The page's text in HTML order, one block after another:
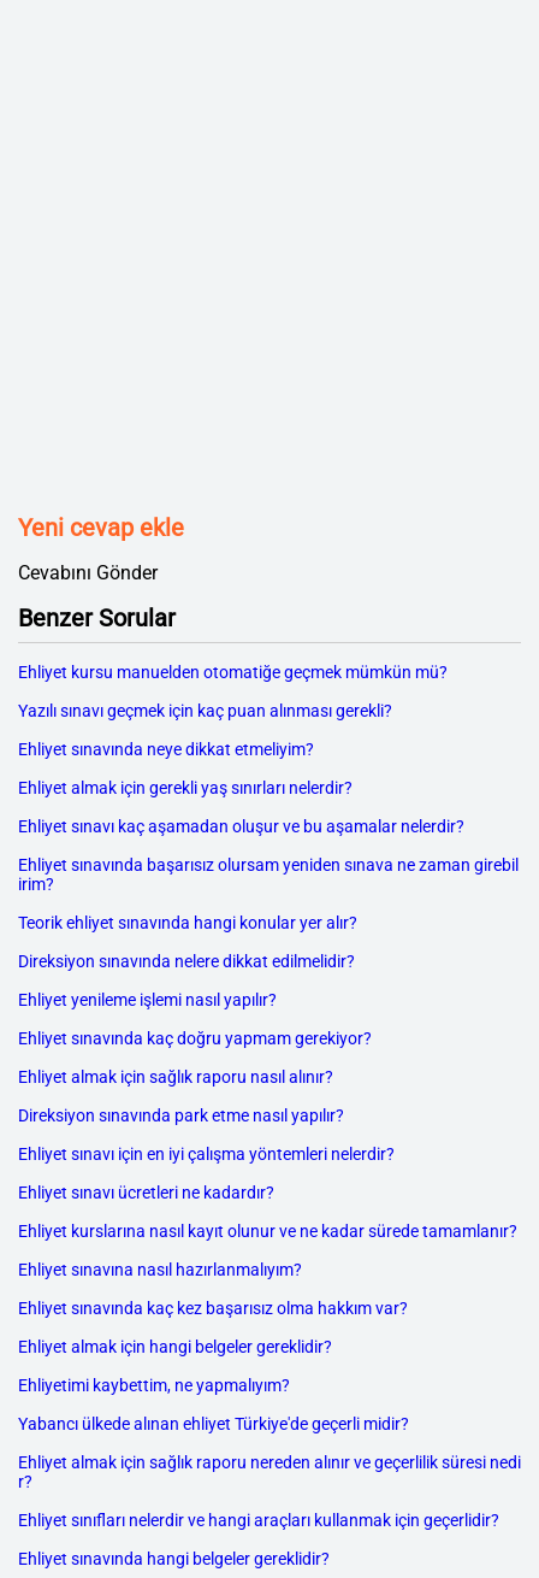
Yeni cevap ekle
Cevabını Gönder
Benzer Sorular
Ehliyet kursu manuelden otomatiğe geçmek mümkün mü?
Yazılı sınavı geçmek için kaç puan alınması gerekli?
Ehliyet sınavında neye dikkat etmeliyim?
Ehliyet almak için gerekli yaş sınırları nelerdir?
Ehliyet sınavı kaç aşamadan oluşur ve bu aşamalar nelerdir?
Ehliyet sınavında başarısız olursam yeniden sınava ne zaman girebil
irim?
Teorik ehliyet sınavında hangi konular yer alır?
Direksiyon sınavında nelere dikkat edilmelidir?
Ehliyet yenileme işlemi nasıl yapılır?
Ehliyet sınavında kaç doğru yapmam gerekiyor?
Ehliyet almak için sağlık raporu nasıl alınır?
Direksiyon sınavında park etme nasıl yapılır?
Ehliyet sınavı için en iyi çalışma yöntemleri nelerdir?
Ehliyet sınavı ücretleri ne kadardır?
Ehliyet kurslarına nasıl kayıt olunur ve ne kadar sürede tamamlanır?
Ehliyet sınavına nasıl hazırlanmalıyım?
Ehliyet sınavında kaç kez başarısız olma hakkım var?
Ehliyet almak için hangi belgeler gereklidir?
Ehliyetimi kaybettim, ne yapmalıyım?
Yabancı ülkede alınan ehliyet Türkiye'de geçerli midir?
Ehliyet almak için sağlık raporu nereden alınır ve geçerlilik süresi nedi
r?
Ehliyet sınıfları nelerdir ve hangi araçları kullanmak için geçerlidir?
Ehliyet sınavında hangi belgeler gereklidir?